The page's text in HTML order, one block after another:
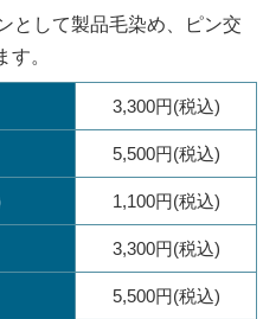
として製品毛染め、ピン交
。
3,300円(税込)
5,500円(税込)
1,100円(税込)
3,300円(税込)
5,500円(税込)